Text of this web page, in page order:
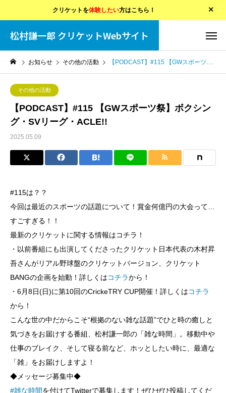
クリケットを体験したい方はこちら！
松村謙一郎 クリケットWebサイト
お知らせ その他の活動 【PODCAST】#115 【GWスポーツ祭】ボクシング・SVリーグ・ACLE!!
その他の活動
【PODCAST】#115 【GWスポーツ祭】ボクシン
グ・SVリーグ・ACLE!!
2025.05.09
#115は？？
今回は最近のスポーツの話題について！賞金何億円の大会って…
すごすぎる！！
最新のクリケットに関する情報はコチラ！
・以前番組にも出演してくださったクリケット日本代表の木村昇
吾さんがリアル野球盤のクリケットバージョン、クリケット
BANGの企画を始動！詳しくはコチラから！
・6月8日(日)に第10回のCrickeTRY CUP開催！詳しくはコチラ
から！
こんな世の中だからこそ“根拠のない雑な話題”でひと時の癒しと
気づきをお届けする番組、松村謙一郎の「雑な時間」。移動中や
仕事のブレイク、そして寝る前など、ホッとしたい時に、最適な
「雑」をお届けしますよ！
◆メッセージ募集中◆
⁠#雑な時間⁠を付けてTwitterで募集します！ぜひぜひ投稿してくだ